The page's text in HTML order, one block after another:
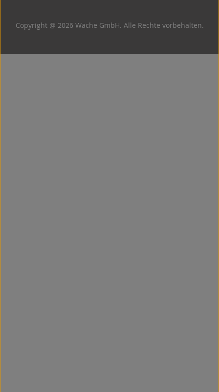
Copyright @ 2026 Wache GmbH. Alle Rechte vorbehalten.